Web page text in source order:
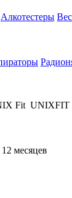
Алкотестеры
Fit UNIXFIT
12 месяцев